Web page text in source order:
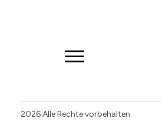
2026Alle Rechte vorbehalten.